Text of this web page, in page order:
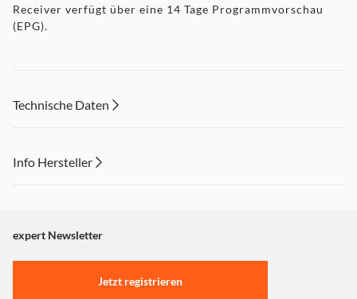
Receiver verfügt über eine 14 Tage Programmvorschau
(EPG).
Technische Daten
Info Hersteller
"Marketing".
Einstellungen anpassen
expert Newsletter
Jetzt registrieren